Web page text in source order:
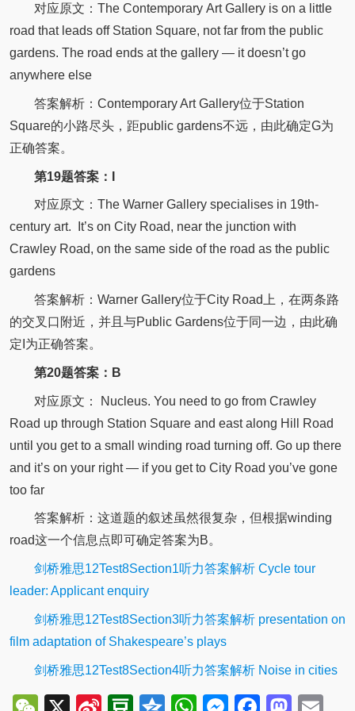
对应原文： The ContemporaryArt Gallery is on a little
road that leads off Station Square, not far from the public
gardens. The road ends at the gallery — it doesn’t go
anywhere else
答案解析：Contemporary Art Gallery位于Station
Square的小路尽头，距public gardens不远，由此确定G为
正确答案。
第19题答案：I
对应原文： The Warner Gallery specialises in 19th-
century art.
It’s on City Road, near the junction with
Crawley Road, on the same side of the road as the public
gardens
答案解析：Warner Gallery位于City Road上，在两条路
的交叉口附近，并且与Public Gardens位于同一边，由此确
定I为正确答案。
第20题答案：B
对应原文： Nucleus. You need to go from Crawley
Road up through Station Square and east along Hill Road
until you get to a small winding road turning off. Go up there
and it’s on your right — if you get to City Road you’ve gone
too far
答案解析：这道题的叙述虽然很复杂，但根据winding
road这一个信息点即可确定答案为B。
剑桥雅思12Test8Section1听力答案解析 Cycle tour
leader: Applicant enquiry
剑桥雅思12Test8Section3听力答案解析 presentation on
film adaptation of Shakespeare’s plays
剑桥雅思12Test8Section4听力答案解析 Noise in cities